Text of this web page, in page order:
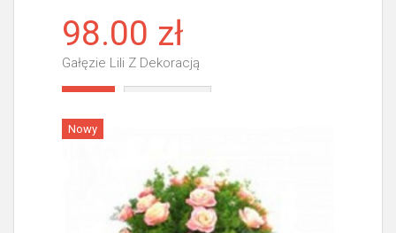
98.00 zł
Gałęzie Lili Z Dekoracją
Nowy